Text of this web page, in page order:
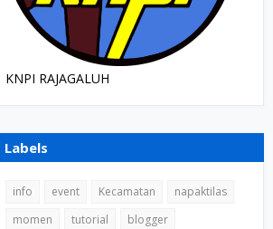
KNPI RAJAGALUH
Labels
info event Kecamatan
napaktilas
momen
tutorial
blogger